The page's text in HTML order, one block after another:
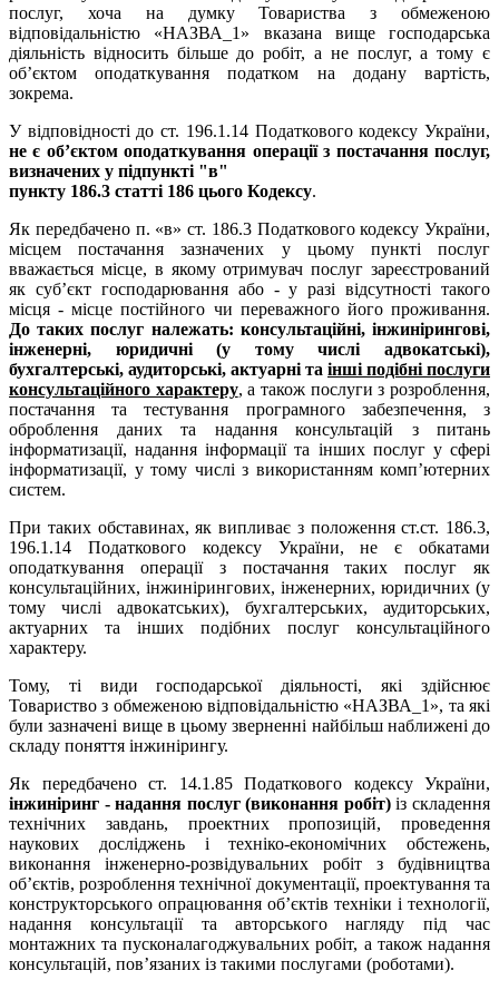
послуг, хоча на думку Товариства з обмеженою
відповідальністю «НАЗВА_1» вказана вище господарська
діяльність відносить більше до робіт, а не послуг, а тому є
об’єктом оподаткування податком на додану вартість,
зокрема.
У відповідності до ст. 196.1.14 Податкового кодексу України,
не є об’єктом оподаткування операції з постачання послуг,
визначених у підпункті "в"
пункту 186.3 статті 186 цього Кодексу.
Як передбачено п. «в» ст. 186.3 Податкового кодексу України,
місцем постачання зазначених у цьому пункті послуг
вважається місце, в якому отримувач послуг зареєстрований
як суб’єкт господарювання або - у разі відсутності такого
місця - місце постійного чи переважного його проживання.
До таких послуг належать: консультаційні, інжинірингові,
інженерні, юридичні (у тому числі адвокатські),
бухгалтерські, аудиторські, актуарні та інші подібні послуги
консультаційного характеру, а також послуги з розроблення,
постачання та тестування програмного забезпечення, з
оброблення даних та надання консультацій з питань
інформатизації, надання інформації та інших послуг у сфері
інформатизації, у тому числі з використанням комп’ютерних
систем.
При таких обставинах, як випливає з положення ст.ст. 186.3,
196.1.14 Податкового кодексу України, не є обкатами
оподаткування операції з постачання таких послуг як
консультаційних, інжинірингових, інженерних, юридичних (у
тому числі адвокатських), бухгалтерських, аудиторських,
актуарних та інших подібних послуг консультаційного
характеру.
Тому, ті види господарської діяльності, які здійснює
Товариство з обмеженою відповідальністю «НАЗВА_1», та які
були зазначені вище в цьому зверненні найбільш наближені до
складу поняття інжинірингу.
Як передбачено ст. 14.1.85 Податкового кодексу України,
інжиніринг -надання послуг (виконання робіт)із складення
технічних завдань, проектних пропозицій, проведення
наукових досліджень і техніко-економічних обстежень,
виконання інженерно-розвідувальних робіт з будівництва
об’єктів, розроблення технічної документації, проектування та
конструкторського опрацювання об’єктів техніки і технології,
надання консультації та авторського нагляду під час
монтажних та пусконалагоджувальних робіт, а також надання
консультацій, пов’язаних із такими послугами (роботами).